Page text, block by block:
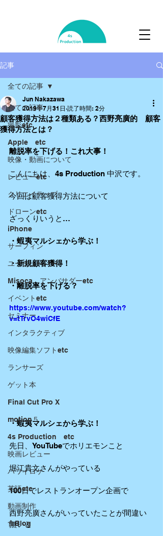
記事
全ての記事
撮影etc
Apple etc
映像・動画について
レビューetc
クリエイティブ
ドローンetc
iPhone
サーフィン
ユーチューバー
Misoca アンバサダーetc
イベントetc
セミナー
インタラクティブ
映像編集ソフトetc
ランサーズ
ゲット本
Final Cut Pro X
motion５
4s Production etc
映画レビュー
ハワイロケ
英語etc
動画制作
食Blog
全ての記事
顧客獲得方法は２種類ある？西野亮廣的 顧客
獲得方法とは？
Jun Nakazawa
2019年7月31日 読了時間: 2分
離脱率を下げる！これ大事！
こんにちは、4s Production 中沢です。
今回は顧客獲得方法について
ざっくりいうと…
・蝦夷マルシェから学ぶ！
・新規顧客獲得！
・離脱率を下げる？
https://www.youtube.com/watch?
v=tTrvO4wiCfE
・蝦夷マルシェから学ぶ！
先日、YouTubeでホリエモンこと
堀江貴文さんがやっている
100日でレストランオープン企画で
西野亮廣さんがいっていたことが間違い
無いと